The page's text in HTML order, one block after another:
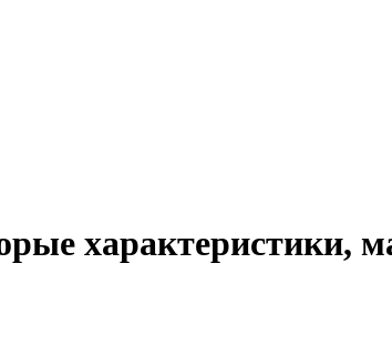
характеристики,